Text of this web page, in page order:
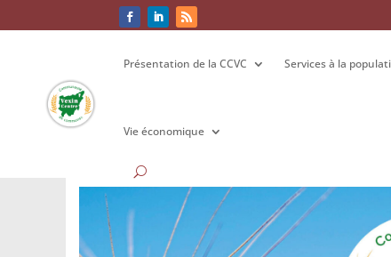
Présentation de la CCVC Services à la
Vie économique
Présentation de la CCVC Services à la
Vie économique